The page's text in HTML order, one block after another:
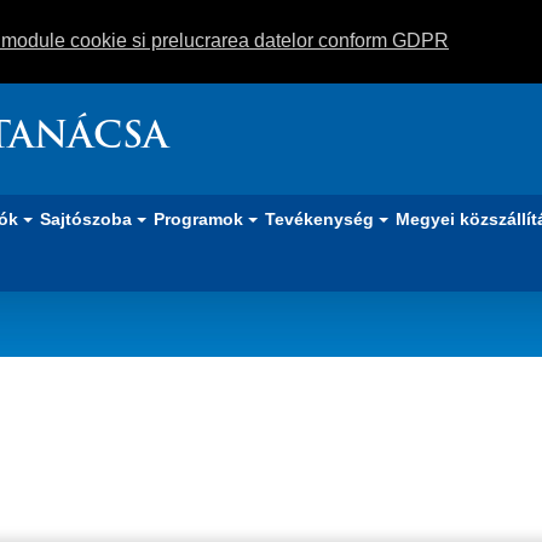
cookie si prelucrarea datelor conform GDPR
Sajtószoba Programok Tevékenység Megyei